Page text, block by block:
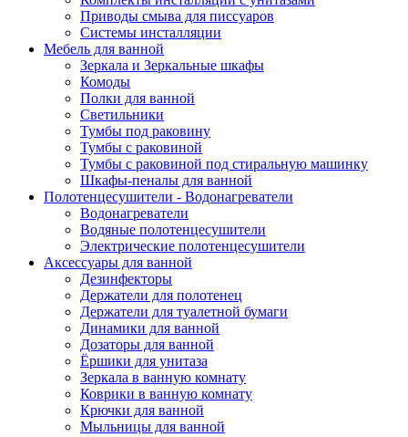
Приводы смыва для писсуаров
Системы инсталляции
Мебель для ванной
Зеркала и Зеркальные шкафы
Комоды
Полки для ванной
Светильники
Тумбы под раковину
Тумбы с раковиной
Тумбы с раковиной под стиральную машинку
Шкафы-пеналы для ванной
Полотенцесушители - Водонагреватели
Водонагреватели
Водяные полотенцесушители
Электрические полотенцесушители
Аксессуары для ванной
Дезинфекторы
Держатели для полотенец
Держатели для туалетной бумаги
Динамики для ванной
Дозаторы для ванной
Ёршики для унитаза
Зеркала в ванную комнату
Коврики в ванную комнату
Крючки для ванной
Мыльницы для ванной